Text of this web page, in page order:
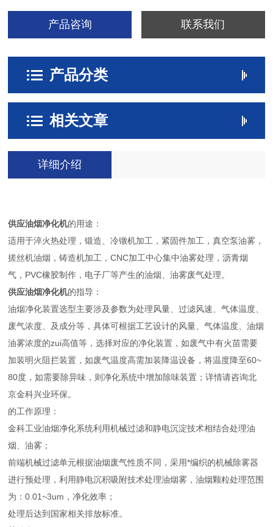
产品咨询 联系我们
产品分类
相关文章
详细介绍
供应油烟净化机的用途：
适用于淬火热处理，锻造、冷镦机加工，紧固件加工，真空泵油雾，
搓丝机油烟，铸造机加工，CNC加工中心集中油雾处理，沥青烟
气，PVC橡胶制作，电子厂等产生的油烟、油雾废气处理。
供应油烟净化机的指导：
油烟净化装置选型主要涉及参数为处理风量、过滤风速、气体温度、
废气浓度、及成分等，具体可根据工艺设计的风量、气体温度、油烟
油雾浓度的zui高值等，选择对应的净化装置，如废气中有火苗需要
加装明火阻拦装置，如废气温度高需加装降温设备，将温度降至60~
80度，如需要除异味，则净化系统中增加除味装置；详情请咨询北
京金科兴业环保。
的工作原理：
金科工业油烟净化系统利用机械过滤和静电沉淀技术相结合处理油
烟、油雾；
前端机械过滤单元根据油烟废气性质不同，采用*编织的机械除雾器
进行预处理，利用静电沉积吸附技术处理油烟雾，油烟颗粒处理范围
为：0.01~3um，净化效率；
处理后达到国家相关排放标准。